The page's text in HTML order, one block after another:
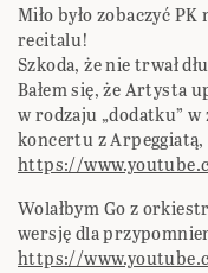
Miło było zobaczyć
recitalu!
Szkoda, że nie trwał
Bałem się, że Artysta
w rodzaju „dodatku”
koncertu z Arpeggiatą,
https://
Wolałbym Go z
wersję dla
https://